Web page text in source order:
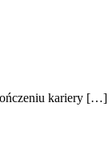
kariery […]